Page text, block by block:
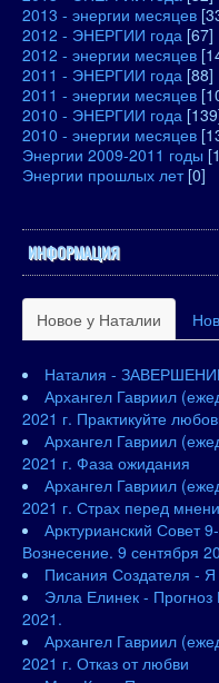
2013 - энергии месяцев
2012 - ЭНЕРГИИ года [67]
2012 - энергии месяцев
2011 - ЭНЕРГИИ года [88]
2011 - энергии месяцев
2010 - ЭНЕРГИИ года
2010 - энергии месяцев
Энергии 2009-2011 годы
Энергии прошлых лет [0]
ИНФОРМАЦИЯ
Новое у Наталии
Наталия -
Архангел Гавриил
2021 г. Практикуйте
Архангел Гавриил
2021 г. Фаза ожидания
Архангел Гавриил
2021 г. Страх перед
Арктурианский Совет
Вознесение. 9 сентября
Писания Создателя -
Элла Елинек - Прогноз
2021.
Архангел Гавриил
2021 г. Отказ от любви